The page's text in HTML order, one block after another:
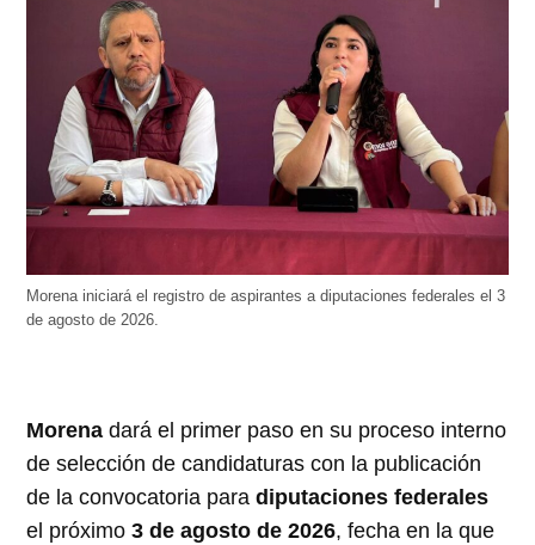
Morena iniciará el registro de aspirantes a diputaciones federales el 3
de agosto de 2026.
Morena dará el primer paso en su proceso interno
de selección de candidaturas con la publicación
de la convocatoria paradiputaciones federales
el próximo3 de agosto de 2026, fecha en la que